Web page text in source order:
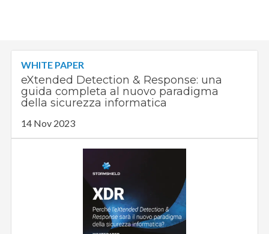
WHITE PAPER
eXtended Detection & Response: una
guida completa al nuovo paradigma
della sicurezza informatica
14 Nov 2023